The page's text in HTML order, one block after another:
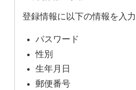
登録情報に以下の情報を入力
パスワード
性別
生年月日
郵便番号